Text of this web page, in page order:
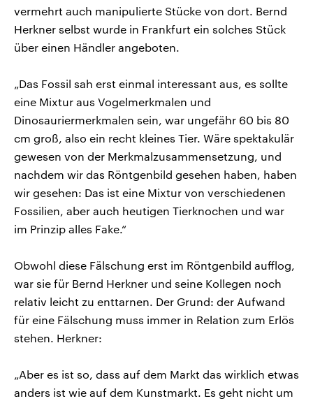
vermehrt auch manipulierte Stücke von dort. Bernd
Herkner selbst wurde in Frankfurt ein solches Stück
über einen Händler angeboten.
„Das Fossil sah erst einmal interessant aus, es sollte
eine Mixtur aus Vogelmerkmalen und
Dinosauriermerkmalen sein, war ungefähr 60 bis 80
cm groß, also ein recht kleines Tier. Wäre spektakulär
gewesen von der Merkmalzusammensetzung, und
nachdem wir das Röntgenbild gesehen haben, haben
wir gesehen: Das ist eine Mixtur von verschiedenen
Fossilien, aber auch heutigen Tierknochen und war
im Prinzip alles Fake.“
Obwohl diese Fälschung erst im Röntgenbild aufflog,
war sie für Bernd Herkner und seine Kollegen noch
relativ leicht zu enttarnen. Der Grund: der Aufwand
für eine Fälschung muss immer in Relation zum Erlös
stehen. Herkner:
„Aber es ist so, dass auf dem Markt das wirklich etwas
anders ist wie auf dem Kunstmarkt. Es geht nicht um